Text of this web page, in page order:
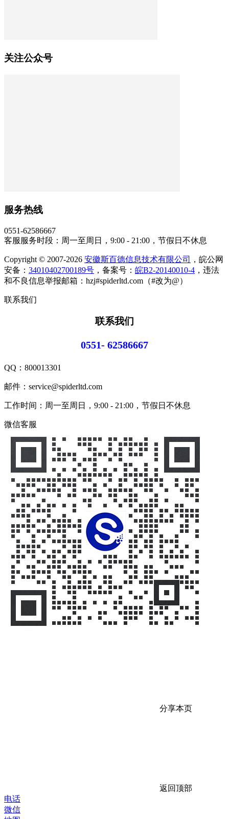
关注公众号
服务热线
0551-62586667
客服服务时段：周一至周日，9:00 - 21:00，节假日不休息
Copyright © 2007-2026 安徽斯百德信息技术有限公司
，皖公网
安备： 34010402700189号 ，备案号： 皖B2-20140010-4 ，违法
和不良信息举报邮箱：hzj#spiderltd.com（#改为@）
联系我们
联系我们
0551- 62586667
QQ： 800013301
邮件：service@spiderltd.com
工作时间：周一至周日，9:00 - 21:00，节假日不休息
微信客服
分享本页
返回顶部
电话
微信